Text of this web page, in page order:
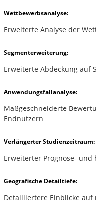
Wettbewerbsanalyse:
Erweiterte Analyse der
Segmenterweiterung:
Erweiterte Abdeckung auf
Anwendungsfallanalyse:
Maßgeschneiderte
Endnutzern
Verlängerter Studienzeitraum:
Erweiterter Prognose-
Geografische Detailtiefe:
Detailliertere Einblicke auf